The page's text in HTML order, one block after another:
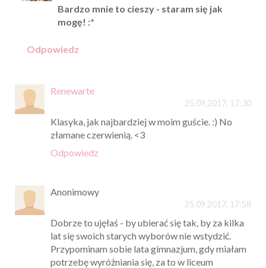
Bardzo mnie to cieszy - staram się jak
mogę! :*
Odpowiedz
Renewarte
25.09.2017, 17:30
Klasyka, jak najbardziej w moim guście. :) No
złamane czerwienią. <3
Odpowiedz
Anonimowy
25.09.2017, 17:58
Dobrze to ujęłaś - by ubierać się tak, by za kilka
lat się swoich starych wyborów nie wstydzić.
Przypominam sobie lata gimnazjum, gdy miałam
potrzebę wyróżniania się, za to w liceum